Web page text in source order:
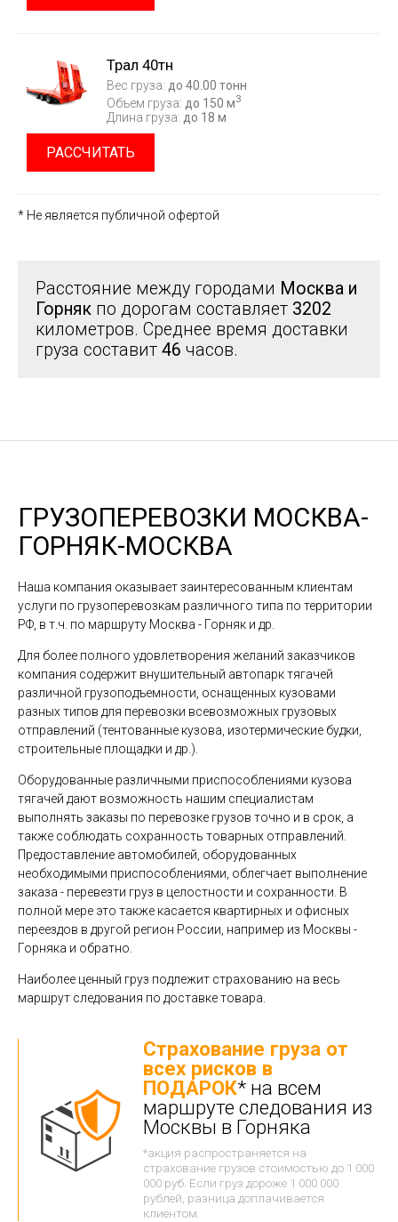
Трал 40тн
Вес груза: до 40.00 тонн
Объем груза: до 150 м3
Длина груза: до 18 м
РАССЧИТАТЬ
* Не является публичной офертой
Расстояние между городами Москва и
Горняк по дорогам составляет 3202
километров. Среднее время доставки
груза составит 46 часов.
ГРУЗОПЕРЕВОЗКИ МОСКВА-
ГОРНЯК-МОСКВА
Наша компания оказывает заинтересованным клиентам
услуги по грузоперевозкам различного типа по территории
РФ, в т.ч. по маршруту Москва - Горняк и др.
Для более полного удовлетворения желаний заказчиков
компания содержит внушительный автопарк тягачей
различной грузоподъемности, оснащенных кузовами
разных типов для перевозки всевозможных грузовых
отправлений (тентованные кузова, изотермические будки,
строительные площадки и др.).
Оборудованные различными приспособлениями кузова
тягачей дают возможность нашим специалистам
выполнять заказы по перевозке грузов точно и в срок, а
также соблюдать сохранность товарных отправлений.
Предоставление автомобилей, оборудованных
необходимыми приспособлениями, облегчает выполнение
заказа - перевезти груз в целостности и сохранности. В
полной мере это также касается квартирных и офисных
переездов в другой регион России, например из Москвы -
Горняка и обратно.
Наиболее ценный груз подлежит страхованию на весь
маршрут следования по доставке товара.
Страхование груза от
всех рисков в
ПОДАРОК* на всем
маршруте следования из
Москвы в Горняка
*акция распространяется на
страхование грузов стоимостью до 1 000
000 руб. Если груз дороже 1 000 000
рублей, разница доплачивается
клиентом.